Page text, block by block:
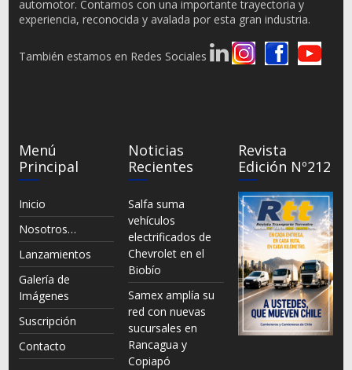
automotor. Contamos con una importante trayectoria y
experiencia, reconocida y avalada por esta gran industria.
También estamos en Redes Sociales
Menú
Principal
Inicio
Nosotros…
Lanzamientos
Galería de
Imágenes
Suscripción
Contacto
Noticias
Recientes
Salfa suma
vehículos
electrificados de
Chevrolet en el
Biobío
Samex amplía su
red con nuevas
sucursales en
Rancagua y
Copiapó
Revista
Edición Nº212